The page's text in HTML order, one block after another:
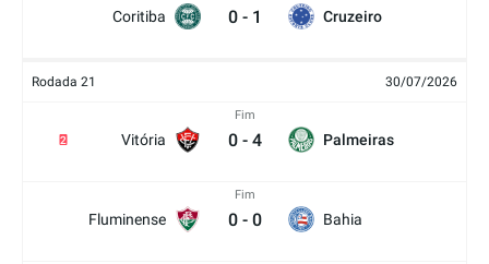
Coritiba 0 - 1 Cruzeiro
Rodada 21 30/07/2026
Vitória
2
Fim
0 - 4 Palmeiras
Fluminense
Fim
0 - 0 Bahia